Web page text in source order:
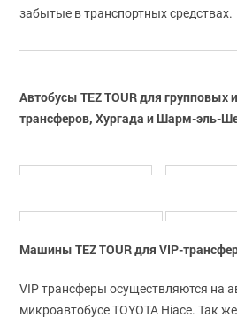
забытые в транспортных средствах.
Автобусы TEZ TOUR для
трансферов, Хургада и Шарм-эль-
Машины TEZ TOUR для VIP-
VIP трансферы осуществляются на
микроавтобусе TOYOTA Hiace. Так